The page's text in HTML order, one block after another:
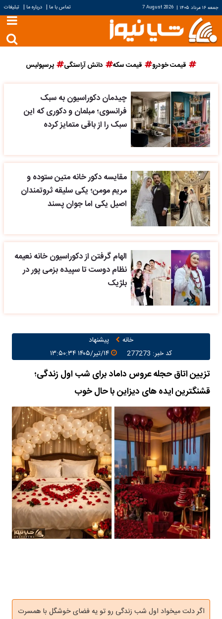
جمعه ۱۶ مرداد ۱۴۰۵ |
7 August 2026 تماس با ما | درباره ما | تبلیغات
قیمت خودرو قیمت سکه دانش آراستگی پرسپولیس
چیدمان دکوراسیون به سبک
فرانسوی؛ مبلمان و دکوری که این
سبک را از باقی متمایز کرده
مقایسه دکور خانه متین ستوده و
مریم مومن؛ یکی سلیقه ثروتمندان
اصیل یکی اما جوان پسند
الهام گرفتن از دکوراسیون خانه نعیمه
نظام دوست تا سپیده بزمی پور در
بلژیک
خانه
پیشنهاد
کد خبر: 277273
تزیین اتاق حجله عروس داماد برای شب اول زندگی؛
قشنگترین ایده های دیزاین با حال خوب
اگر دلت میخواد اول شب زندگی رو تو یه فضای خوشگل با همسرت